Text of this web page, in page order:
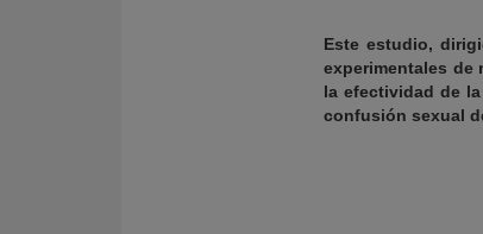
Este estudio,
experimentales de
la efectividad de
confusión sexual